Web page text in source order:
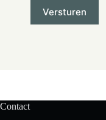
Contact